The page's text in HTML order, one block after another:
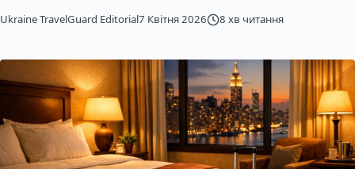
Ukraine TravelGuard Editorial7 Квітня 2026 8 хв читання